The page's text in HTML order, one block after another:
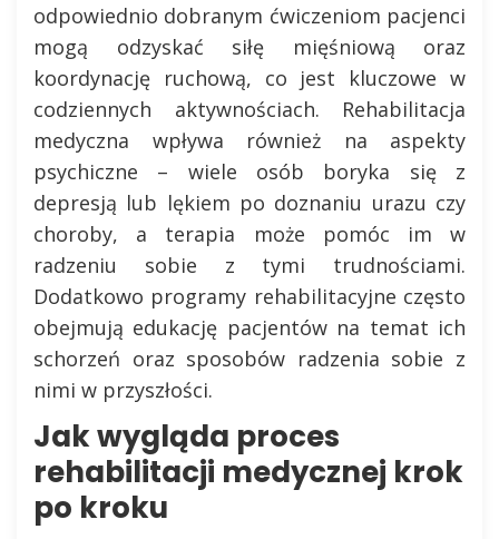
odpowiednio dobranym ćwiczeniom pacjenci
mogą odzyskać siłę mięśniową oraz
koordynację ruchową, co jest kluczowe w
codziennych aktywnościach. Rehabilitacja
medyczna wpływa również na aspekty
psychiczne – wiele osób boryka się z
depresją lub lękiem po doznaniu urazu czy
choroby, a terapia może pomóc im w
radzeniu sobie z tymi trudnościami.
Dodatkowo programy rehabilitacyjne często
obejmują edukację pacjentów na temat ich
schorzeń oraz sposobów radzenia sobie z
nimi w przyszłości.
Jak wygląda proces
rehabilitacji medycznej krok
po kroku